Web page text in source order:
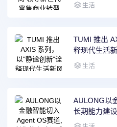
生活
TUMI 推出
释现代生活
生活
AULONG以
长期能力建